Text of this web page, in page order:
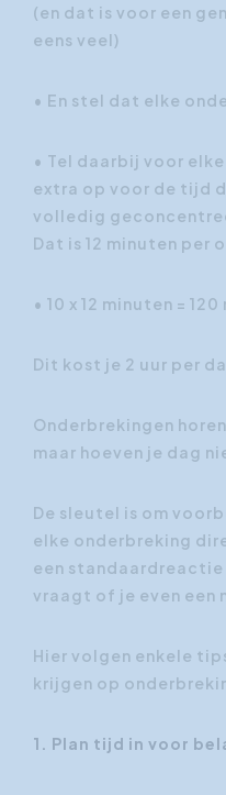
(en dat is voor een
eens veel)
• En stel dat elke
• Tel daarbij voor
extra op voor de tijd
volledig
Dat is 12 minuten per
• 10 x 12 minuten =
Dit kost je 2 uur per
Onderbrekingen
maar hoeven je dag
De sleutel is om
elke onderbreking
een standaardreactie
vraagt of je even een
Hier volgen enkele
krijgen op
1. Plan tijd in voor